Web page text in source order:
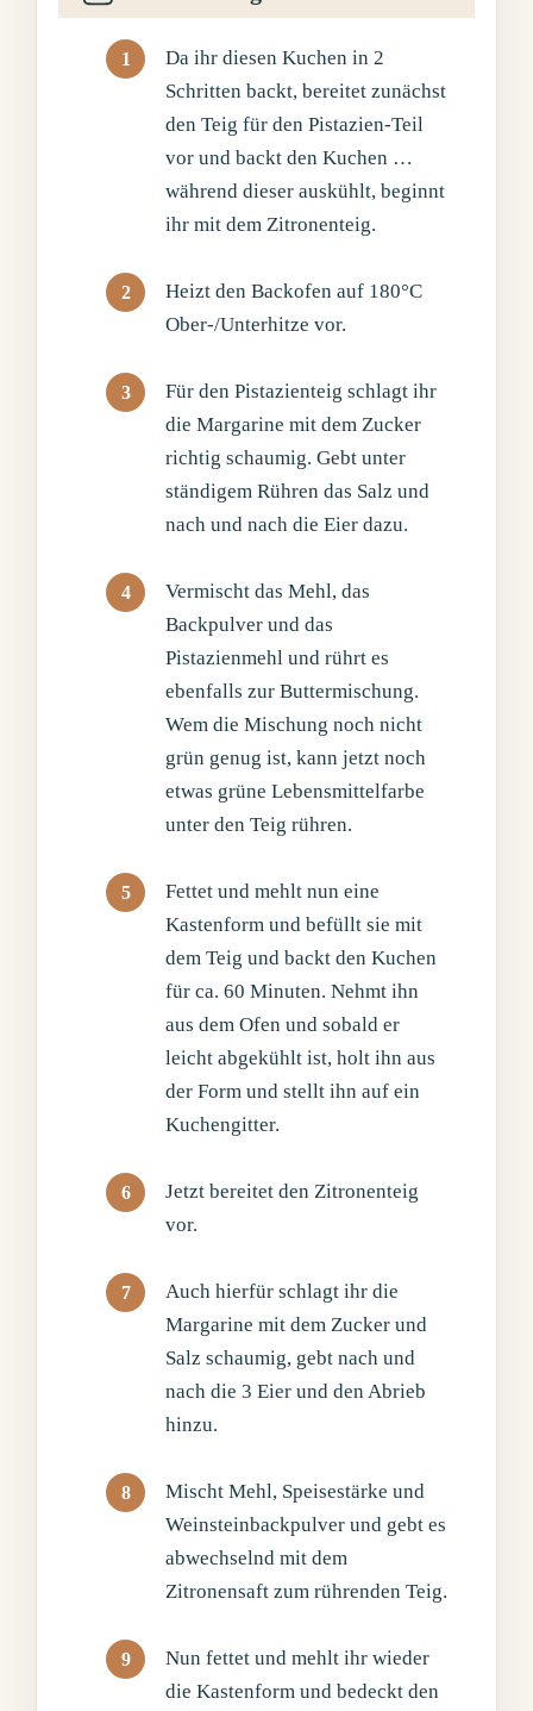
Da ihr diesen Kuchen in 2
Schritten backt, bereitet zunächst
den Teig für den Pistazien-Teil
vor und backt den Kuchen …
während dieser auskühlt, beginnt
ihr mit dem Zitronenteig.
Heizt den Backofen auf 180°C
Ober-/Unterhitze vor.
Für den Pistazienteig schlagt ihr
die Margarine mit dem Zucker
richtig schaumig. Gebt unter
ständigem Rühren das Salz und
nach und nach die Eier dazu.
Vermischt das Mehl, das
Backpulver und das
Pistazienmehl und rührt es
ebenfalls zur Buttermischung.
Wem die Mischung noch nicht
grün genug ist, kann jetzt noch
etwas grüne Lebensmittelfarbe
unter den Teig rühren.
Fettet und mehlt nun eine
Kastenform und befüllt sie mit
dem Teig und backt den Kuchen
für ca. 60 Minuten. Nehmt ihn
aus dem Ofen und sobald er
leicht abgekühlt ist, holt ihn aus
der Form und stellt ihn auf ein
Kuchengitter.
Jetzt bereitet den Zitronenteig
vor.
Auch hierfür schlagt ihr die
Margarine mit dem Zucker und
Salz schaumig, gebt nach und
nach die 3 Eier und den Abrieb
hinzu.
Mischt Mehl, Speisestärke und
Weinsteinbackpulver und gebt es
abwechselnd mit dem
Zitronensaft zum rührenden Teig.
Nun fettet und mehlt ihr wieder
die Kastenform und bedeckt den